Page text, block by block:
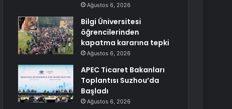
Ağustos 6, 2026
Bilgi Üniversitesi
öğrencilerinden
kapatma kararına tepki
Ağustos 6, 2026
APEC Ticaret Bakanları
Toplantısı Suzhou’da
Başladı
Ağustos 6, 2026